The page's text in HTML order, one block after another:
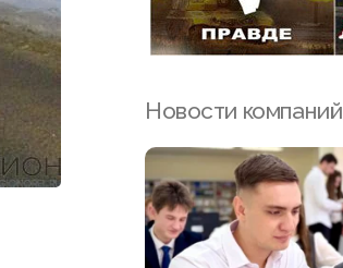
Новости компаний